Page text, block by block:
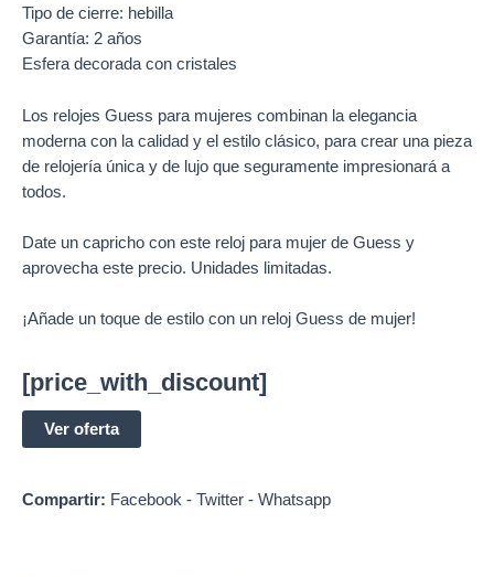
Tipo de cierre: hebilla
Garantía: 2 años
Esfera decorada con cristales
Los relojes Guess para mujeres combinan la elegancia
moderna con la calidad y el estilo clásico, para crear una pieza
de relojería única y de lujo que seguramente impresionará a
todos.
Date un capricho con este reloj para mujer de Guess y
aprovecha este precio. Unidades limitadas.
¡Añade un toque de estilo con un reloj Guess de mujer!
[price_with_discount]
Ver oferta
Compartir: Facebook - Twitter - Whatsapp